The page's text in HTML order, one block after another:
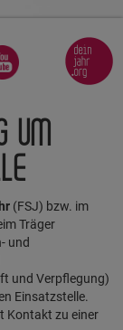
UM
(FSJ) bzw. im
Träger
und
und Verpflegung)
Einsatzstelle.
Kontakt zu einer